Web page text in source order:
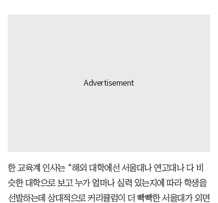
한 교육계 인사는 “해외 대학에선 서울대나 연고대나 다 비
슷한 대학으로 보고 누가 얼마나 실력 있는지에 따라 학생을
선발하는데 상대적으로 커리큘럼이 더 빡빡한 서울대가 외면